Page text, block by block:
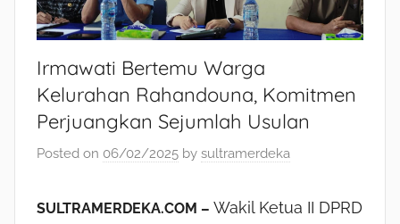
Irmawati Bertemu Warga
Kelurahan Rahandouna, Komitmen
Perjuangkan Sejumlah Usulan
Posted on 06/02/2025 by sultramerdeka
SULTRAMERDEKA.COM – Wakil Ketua II DPRD